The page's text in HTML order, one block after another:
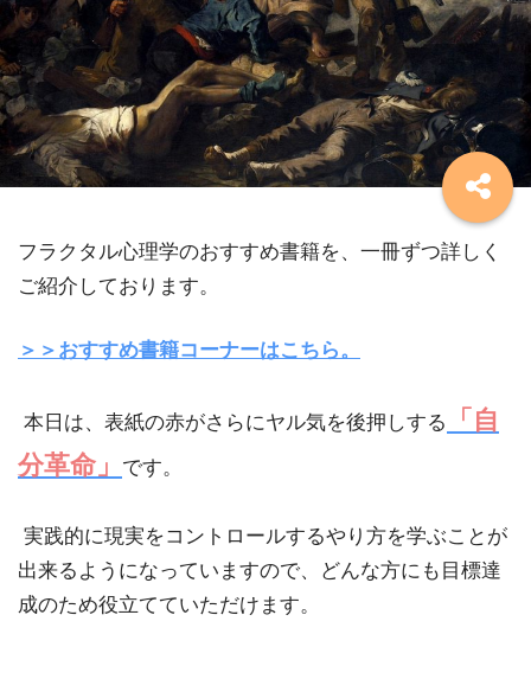
フラクタル心理学のおすすめ書籍を、一冊ずつ詳しく
ご紹介しております。
＞＞おすすめ書籍コーナーはこちら。
本日は、表紙の赤がさらにヤル気を後押しする
「自
分革命」
です。
実践的に現実をコントロールするやり方を学ぶことが
出来るようになっていますので、どんな方にも目標達
成のため役立てていただけます。